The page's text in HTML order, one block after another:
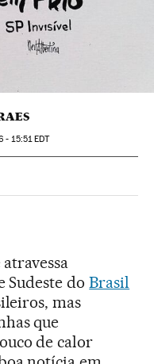
- 15:51EDT
Sudeste doBrasil
mas
que
de calor